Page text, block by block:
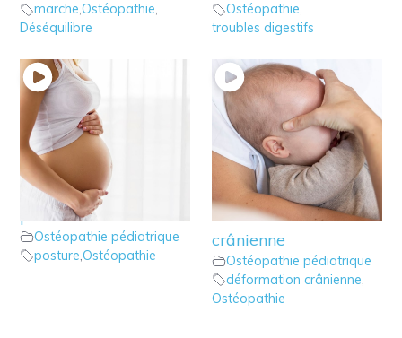
marche,Ostéopathie,
Déséquilibre
Ostéopathie,
troubles digestifs
6 – Ostéopathie:
Position In utero et
postures de bébé
Ostéopathie pédiatrique
posture,Ostéopathie
5 – Ostéopathie : les
signes d’une
déformation
crânienne
Ostéopathie pédiatrique
déformation crânienne,
Ostéopathie